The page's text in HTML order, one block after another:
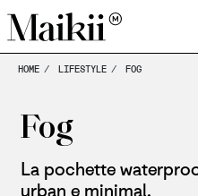
HOME LIFESTYLE FOG
Fog
La pochette
urban e minimal.